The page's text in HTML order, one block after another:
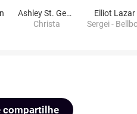
Ashley St. George
Christa
Elliot Lazar
Sergei -
compartilhe